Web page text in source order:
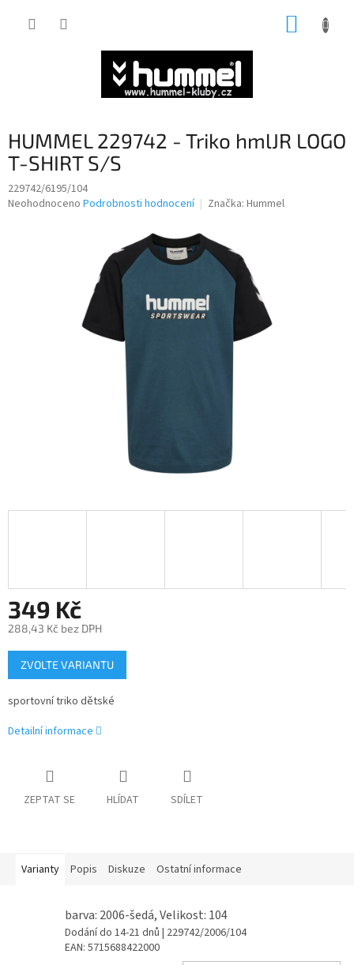
HUMMEL 229742 - Triko hmlJR LOGO
T-SHIRT S/S
229742/6195/104
Průměrné
Neohodnoceno Podrobnosti hodnocení Značka: Hummel
349 Kč
288,43 Kč bez DPH
Měrná
cena:
ZVOLTE VARIANTU
sportovní triko dětské
Detailní informace
ZEPTAT SE HLÍDAT SDÍLET
Varianty Popis Diskuze Ostatní informace
barva: 2006-šedá, Velikost: 104
Dodání do 14-21 dnů | 229742/2006/104
EAN: 5715688422000